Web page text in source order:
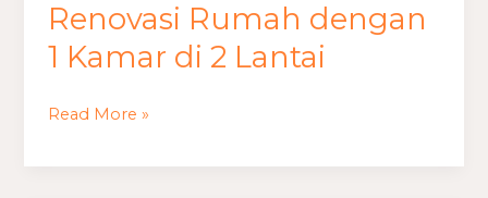
Renovasi Rumah dengan
1 Kamar di 2 Lantai
Renovasi
Rumah
dengan
Read More »